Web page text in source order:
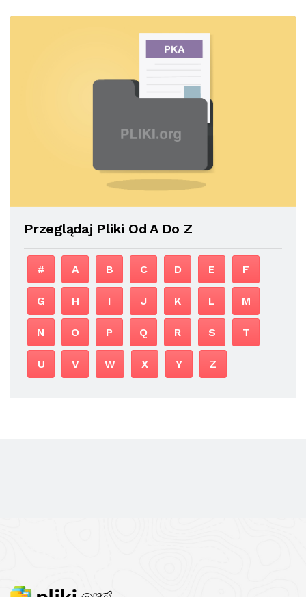
Przeglądaj Pliki Od A Do Z
# A B C D E F
G H I J K L M
N O P Q R S T
U V W X Y Z